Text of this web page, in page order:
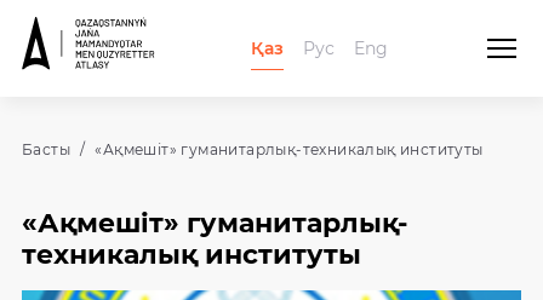
Қаз Рус Eng
Басты «Ақмешіт» гуманитарлық-техникалық институты
«Ақмешіт» гуманитарлық-
техникалық институты